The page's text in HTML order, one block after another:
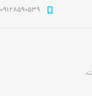
09128590539